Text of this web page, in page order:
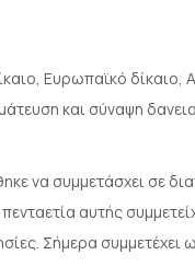
Ευρωπαϊκό
και σύναψη
να συμμετάσχει σε
αυτής
Σήμερα συμμετέχει